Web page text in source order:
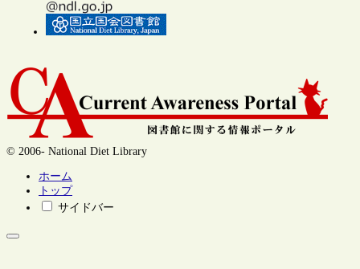
© 2006- National Diet Library
ホーム
トップ
サイドバー